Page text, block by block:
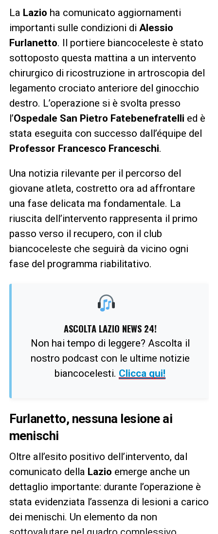
La Lazio ha comunicato aggiornamenti
importanti sulle condizioni di Alessio
Furlanetto. Il portiere biancoceleste è stato
sottoposto questa mattina a un intervento
chirurgico di ricostruzione in artroscopia del
legamento crociato anteriore del ginocchio
destro. L’operazione si è svolta presso
l’Ospedale San Pietro Fatebenefratelli ed è
stata eseguita con successo dall’équipe del
Professor Francesco Franceschi.
Una notizia rilevante per il percorso del
giovane atleta, costretto ora ad affrontare
una fase delicata ma fondamentale. La
riuscita dell’intervento rappresenta il primo
passo verso il recupero, con il club
biancoceleste che seguirà da vicino ogni
fase del programma riabilitativo.
ASCOLTA LAZIO NEWS 24!
Non hai tempo di leggere? Ascolta il
nostro podcast con le ultime notizie
biancocelesti. Clicca qui!
Furlanetto, nessuna lesione ai
menischi
Oltre all’esito positivo dell’intervento, dal
comunicato della Lazio emerge anche un
dettaglio importante: durante l’operazione è
stata evidenziata l’assenza di lesioni a carico
dei menischi. Un elemento da non